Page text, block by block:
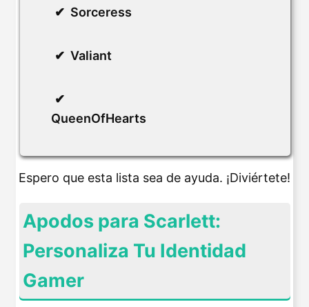
Sorceress
Valiant
QueenOfHearts
Espero que esta lista sea de ayuda. ¡Diviértete!
Apodos para Scarlett:
Personaliza Tu Identidad
Gamer